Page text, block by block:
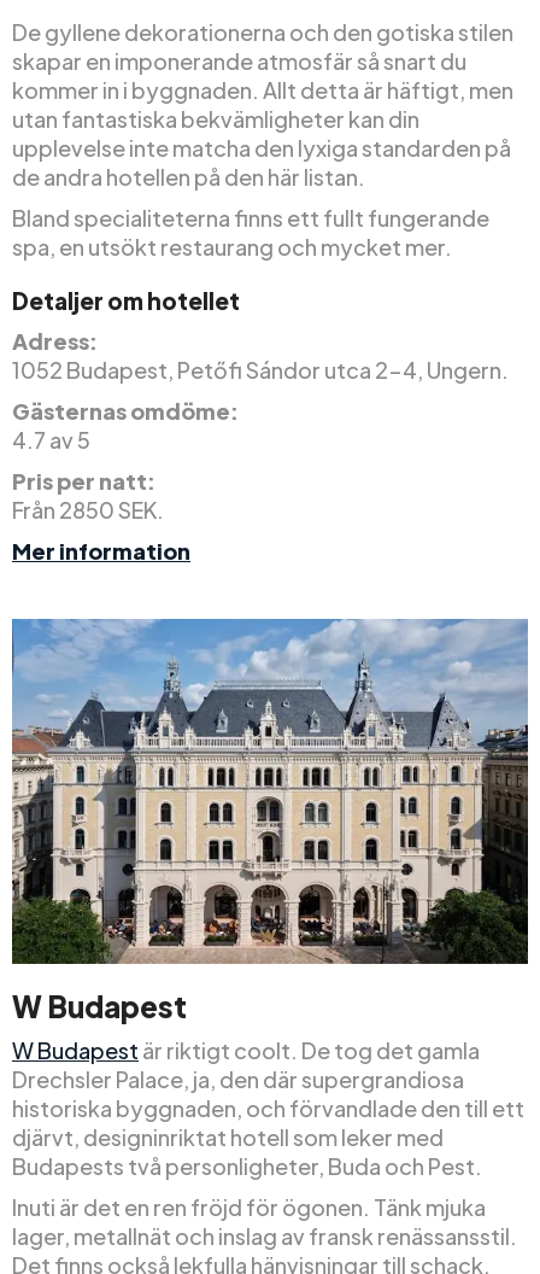
De gyllene dekorationerna och den gotiska stilen
skapar en imponerande atmosfär så snart du
kommer in i byggnaden. Allt detta är häftigt, men
utan fantastiska bekvämligheter kan din
upplevelse inte matcha den lyxiga standarden på
de andra hotellen på den här listan.
Bland specialiteterna finns ett fullt fungerande
spa, en utsökt restaurang och mycket mer.
Detaljer om hotellet
Adress:
1052 Budapest, Petőfi Sándor utca 2-4, Ungern.
Gästernas omdöme:
4.7 av 5
Pris per natt:
Från 2850 SEK.
Mer information
W Budapest
W Budapest är riktigt coolt. De tog det gamla
Drechsler Palace, ja, den där supergrandiosa
historiska byggnaden, och förvandlade den till ett
djärvt, designinriktat hotell som leker med
Budapests två personligheter, Buda och Pest.
Inuti är det en ren fröjd för ögonen. Tänk mjuka
lager, metallnät och inslag av fransk renässansstil.
Det finns också lekfulla hänvisningar till schack,